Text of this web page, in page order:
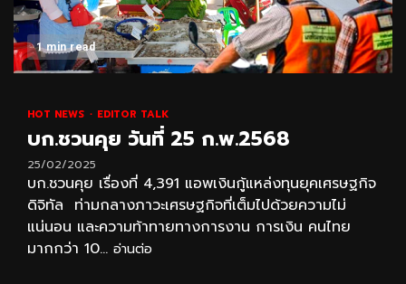
1 min read
HOT NEWS EDITOR TALK
บก.ชวนคุย วันที่ 25 ก.พ.2568
25/02/2025
บก.ชวนคุย เรื่องที่ 4,391 แอพเงินกู้แหล่งทุนยุคเศรษฐกิจ
ดิจิทัล ท่ามกลางภาวะเศรษฐกิจที่เต็มไปด้วยความไม่
แน่นอน และความท้าทายทางการงาน การเงิน คนไทย
มากกว่า 10... อ่านต่อ